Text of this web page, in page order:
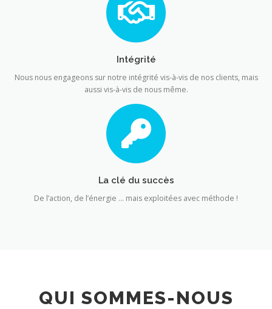
Intégrité
Nous nous engageons sur notre intégrité vis-à-vis de nos clients, mais
aussi vis-à-vis de nous même.
La clé du succès
De l’action, de l’énergie … mais exploitées avec méthode !
QUI SOMMES-NOUS